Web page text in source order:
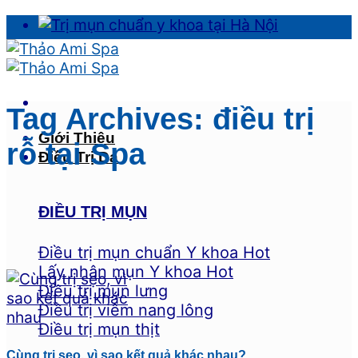
Skip
to
content
Giới Thiệu
Điều Trị Da
ĐIỀU TRỊ MỤN
Điều trị mụn chuẩn Y khoa
Lấy nhân mụn Y khoa
Điều trị mụn lưng
Điều trị viêm nang lông
Điều trị mụn thịt
Tag Archives: điều trị
rỗ tại Spa
Cùng trị sẹo, vì sao kết quả khác nhau?